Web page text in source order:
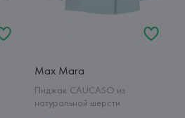
Max Mara
Пиджак CAUCASO из
натуральной шерсти